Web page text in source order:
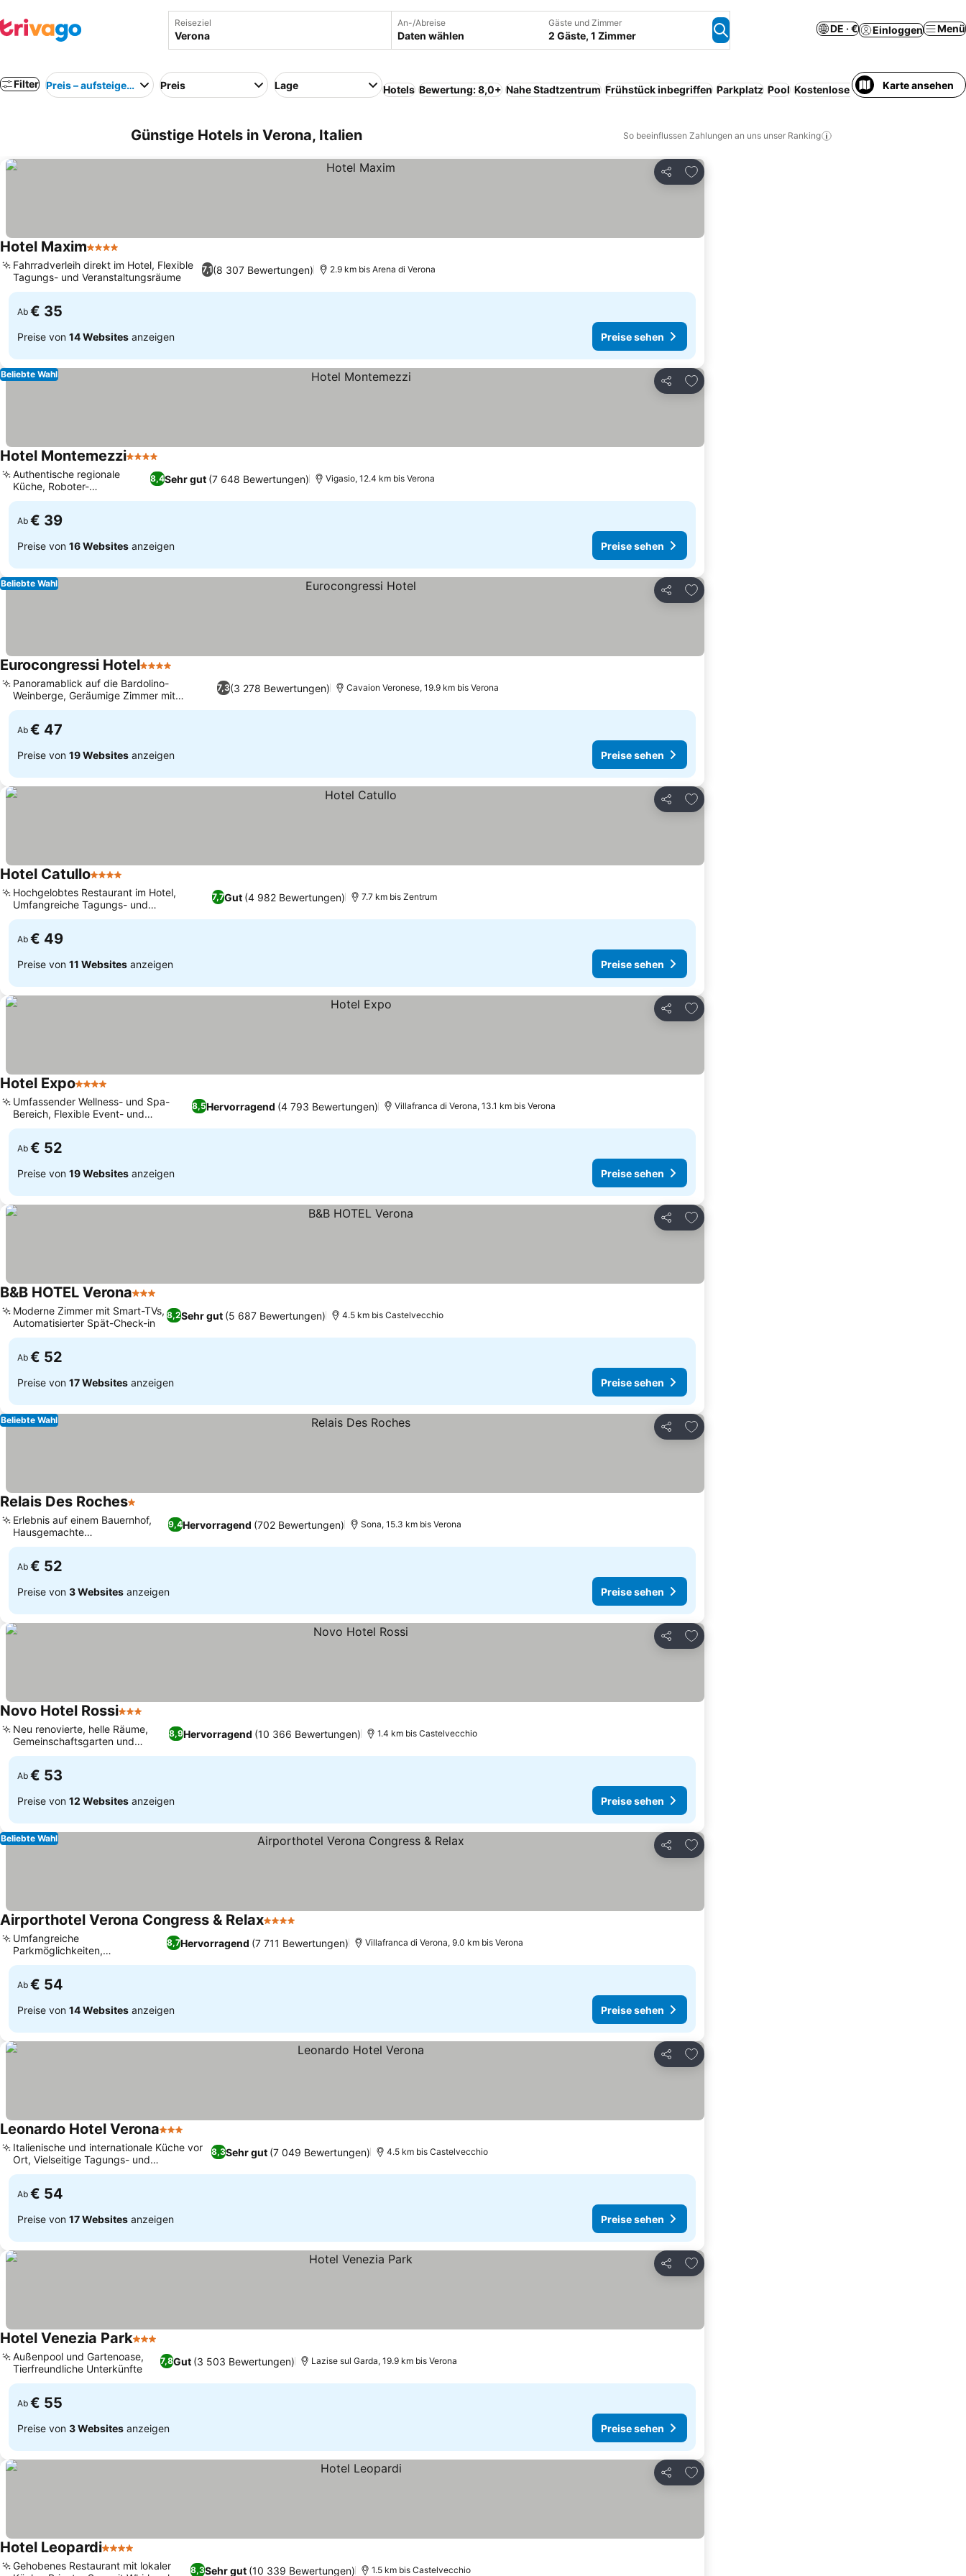
Reiseziel An-/Abreise
Daten wählen
Gäste und Zimmer
2 Gäste, 1 Zimmer
DE · € Einloggen Menü
Filter Preis – aufsteigend Preis Lage Hotels Bewertung: 8,0+ Nahe Stadtzentrum Frühstück inbegriffen Parkplatz Pool Kostenlose StornierungKarte ansehen
Günstige Hotels in Verona, Italien So beeinflussen Zahlungen an uns unser Ranking
Teilen
Zu Favoriten hinzufügen
Hotel Maxim4 Sterne
7,1(8 307 Bewertungen)
Fahrradverleih direkt im Hotel, Flexible
Tagungs- und Veranstaltungsräume
2.9 km bis Arena di Verona
Ab € 35
Preise von 14 Websites anzeigen Preise sehen
Teilen
Zu Favoriten hinzufügen
Beliebte Wahl
Hotel Montemezzi4 Sterne
8,4Sehr gut (7 648 Bewertungen)
Authentische regionale
Küche, Roboter-
Zimmerservice
Vigasio, 12.4 km bis Verona
Ab € 39
Preise von 16 Websites anzeigen Preise sehen
Teilen
Zu Favoriten hinzufügen
Beliebte Wahl
Eurocongressi Hotel4 Sterne
7,3(3 278 Bewertungen)
Panoramablick auf die Bardolino-
Weinberge, Geräumige Zimmer mit
eigenem Balkon
Cavaion Veronese, 19.9 km bis Verona
Ab € 47
Preise von 19 Websites anzeigen Preise sehen
Teilen
Zu Favoriten hinzufügen
Hotel Catullo4 Sterne
7,7Gut (4 982 Bewertungen)
Hochgelobtes Restaurant im Hotel,
Umfangreiche Tagungs- und
Veranstaltungsräume
7.7 km bis Zentrum
Ab € 49
Preise von 11 Websites anzeigen Preise sehen
Teilen
Zu Favoriten hinzufügen
Hotel Expo4 Sterne
8,5Hervorragend (4 793 Bewertungen)
Umfassender Wellness- und Spa-
Bereich, Flexible Event- und
Konferenzeinrichtungen
Villafranca di Verona, 13.1 km bis Verona
Ab € 52
Preise von 19 Websites anzeigen Preise sehen
Teilen
Zu Favoriten hinzufügen
B&B HOTEL Verona3 Sterne
8,2Sehr gut (5 687 Bewertungen)
Moderne Zimmer mit Smart-TVs,
Automatisierter Spät-Check-in
4.5 km bis Castelvecchio
Ab € 52
Preise von 17 Websites anzeigen Preise sehen
Teilen
Zu Favoriten hinzufügen
Beliebte Wahl
Relais Des Roches1 Sterne
9,4Hervorragend (702 Bewertungen)
Erlebnis auf einem Bauernhof,
Hausgemachte
Frühstücksleckereien
Sona, 15.3 km bis Verona
Ab € 52
Preise von 3 Websites anzeigen Preise sehen
Teilen
Zu Favoriten hinzufügen
Novo Hotel Rossi3 Sterne
8,9Hervorragend (10 366 Bewertungen)
Neu renovierte, helle Räume,
Gemeinschaftsgarten und
Loungebereich
1.4 km bis Castelvecchio
Ab € 53
Preise von 12 Websites anzeigen Preise sehen
Teilen
Zu Favoriten hinzufügen
Beliebte Wahl
Airporthotel Verona Congress & Relax4 Sterne
8,7Hervorragend (7 711 Bewertungen)
Umfangreiche
Parkmöglichkeiten,
Umfangreiches
Villafranca di Verona, 9.0 km bis Verona
Ab € 54
Preise von 14 Websites anzeigen Preise sehen
Teilen
Zu Favoriten hinzufügen
Leonardo Hotel Verona3 Sterne
8,3Sehr gut (7 049 Bewertungen)
Italienische und internationale Küche vor
Ort, Vielseitige Tagungs- und
Veranstaltungsräume
4.5 km bis Castelvecchio
Ab € 54
Preise von 17 Websites anzeigen Preise sehen
Teilen
Zu Favoriten hinzufügen
Hotel Venezia Park3 Sterne
7,8Gut (3 503 Bewertungen)
Außenpool und Gartenoase,
Tierfreundliche Unterkünfte
Lazise sul Garda, 19.9 km bis Verona
Ab € 55
Preise von 3 Websites anzeigen Preise sehen
Teilen
Zu Favoriten hinzufügen
Hotel Leopardi4 Sterne
8,3Sehr gut (10 339 Bewertungen)
Gehobenes Restaurant mit lokaler
1.5 km bis Castelvecchio